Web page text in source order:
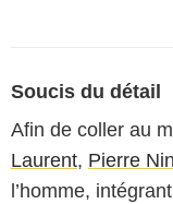
Soucis du détail
Afin de coller au
Laurent, Pierre
l’homme,